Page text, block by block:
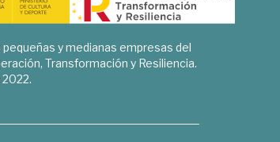
y medianas empresas del
Transformación y Resiliencia.